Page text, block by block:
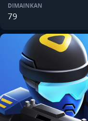
DIMAINKAN
79